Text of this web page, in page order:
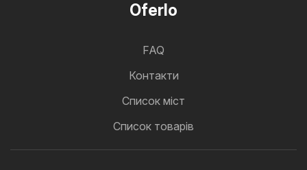
Oferlo
FAQ
Контакти
Cписок міст
Список товарів